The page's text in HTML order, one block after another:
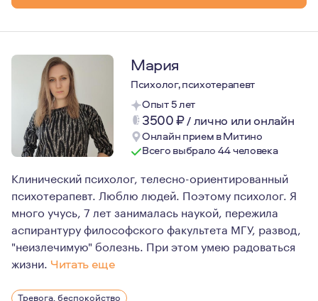
Мария
Психолог, психотерапевт
Опыт 5 лет
3500₽/лично или онлайн
Онлайн прием в Митино
Всего выбрало 44 человека
Клинический психолог, телесно-ориентированный
психотерапевт. Люблю людей. Поэтому психолог. Я
много учусь, 7 лет занималась наукой, пережила
аспирантуру философского факультета МГУ, развод,
"неизлечимую" болезнь. При этом умею радоваться
жизни. Читать еще
Главный инструмент в работе психолога - его личность.
Тревога, беспокойство